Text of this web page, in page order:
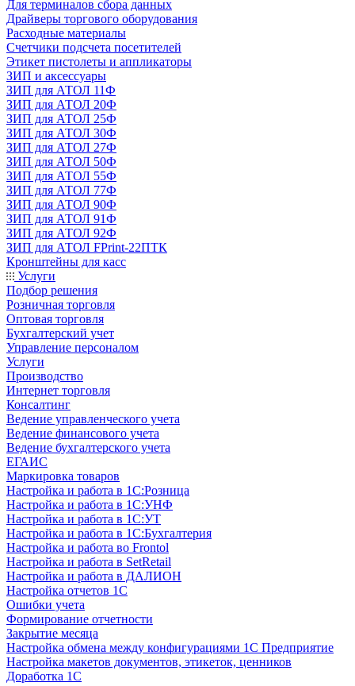
Для терминалов сбора данных
Драйверы торгового оборудования
Расходные материалы
Счетчики подсчета посетителей
Этикет пистолеты и аппликаторы
ЗИП и аксессуары
ЗИП для АТОЛ 11Ф
ЗИП для АТОЛ 20Ф
ЗИП для АТОЛ 25Ф
ЗИП для АТОЛ 30Ф
ЗИП для АТОЛ 27Ф
ЗИП для АТОЛ 50Ф
ЗИП для АТОЛ 55Ф
ЗИП для АТОЛ 77Ф
ЗИП для АТОЛ 90Ф
ЗИП для АТОЛ 91Ф
ЗИП для АТОЛ 92Ф
ЗИП для АТОЛ FPrint-22ПТК
Кронштейны для касс
Услуги
Подбор решения
Розничная торговля
Оптовая торговля
Бухгалтерский учет
Управление персоналом
Услуги
Производство
Интернет торговля
Консалтинг
Ведение управленческого учета
Ведение финансового учета
Ведение бухгалтерского учета
ЕГАИС
Маркировка товаров
Настройка и работа в 1С:Розница
Настройка и работа в 1С:УНФ
Настройка и работа в 1С:УТ
Настройка и работа в 1С:Бухгалтерия
Настройка и работа во Frontol
Настройка и работа в SetRetail
Настройка и работа в ДАЛИОН
Настройка отчетов 1С
Ошибки учета
Формирование отчетности
Закрытие месяца
Настройка обмена между конфигурациями 1С Предприятие
Настройка макетов документов, этикеток, ценников
Доработка 1С